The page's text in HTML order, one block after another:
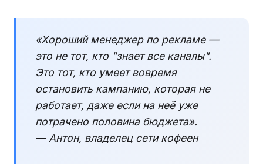
«Хороший менеджер по рекламе —
это не тот, кто "знает все каналы".
Это тот, кто умеет вовремя
остановить кампанию, которая не
работает, даже если на неё уже
потрачено половина бюджета».
— Антон, владелец сети кофеен